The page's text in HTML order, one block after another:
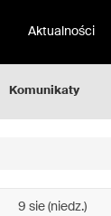
Aktualności
Komunikaty
9 sie (niedz.)